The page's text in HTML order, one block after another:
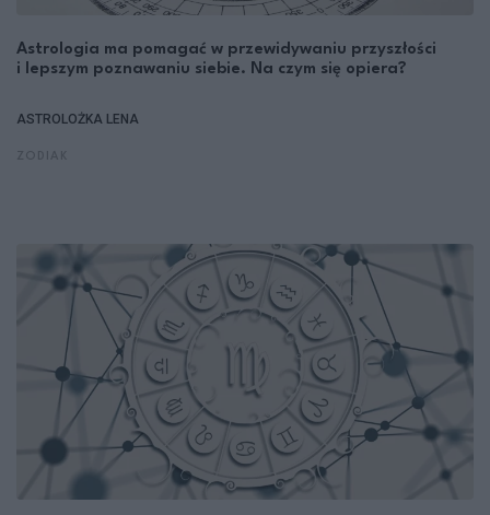
Astrologia ma pomagać w przewidywaniu przyszłości
i lepszym poznawaniu siebie. Na czym się opiera?
ASTROLOŻKA LENA